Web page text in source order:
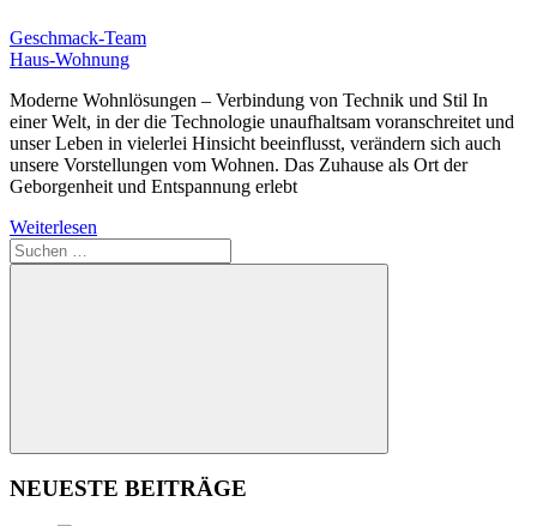
Geschmack-Team
Haus-Wohnung
Moderne Wohnlösungen – Verbindung von Technik und Stil In
einer Welt, in der die Technologie unaufhaltsam voranschreitet und
unser Leben in vielerlei Hinsicht beeinflusst, verändern sich auch
unsere Vorstellungen vom Wohnen. Das Zuhause als Ort der
Geborgenheit und Entspannung erlebt
Weiterlesen
Suchen
nach:
Suchen
NEUESTE BEITRÄGE